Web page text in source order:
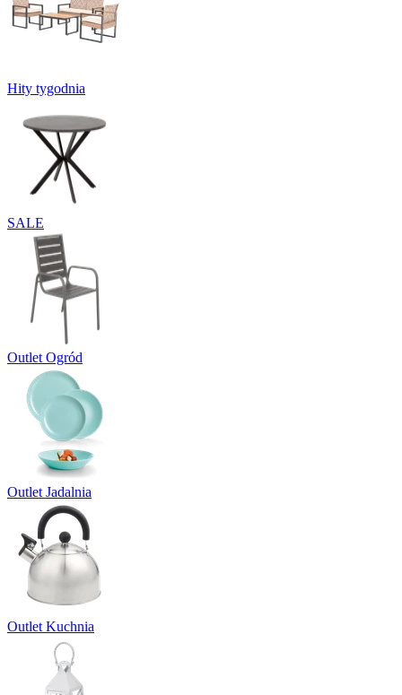
Hity tygodnia
SALE
Outlet Ogród
Outlet Jadalnia
Outlet Kuchnia